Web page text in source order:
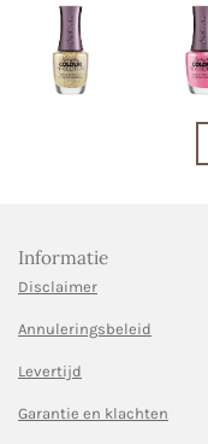
Informatie
Disclaimer
Annuleringsbeleid
Levertijd
Garantie en klachten